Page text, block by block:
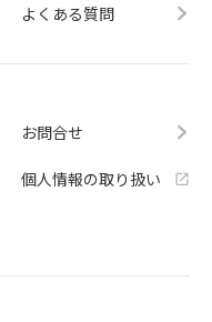
よくある質問
お問合せ
個人情報の取り扱い